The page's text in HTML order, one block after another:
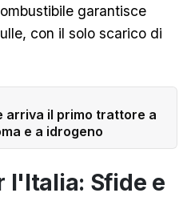
garantisce
con il solo scarico di
arriva il primo trattore a
e a idrogeno
l'Italia: Sfide e